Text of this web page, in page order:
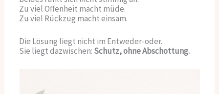
Zu viel Offenheit macht müde.
Zu viel Rückzug macht einsam.
Die Lösung liegt nicht im Entweder-oder.
Sie liegt dazwischen: Schutz, ohne Abschottung.